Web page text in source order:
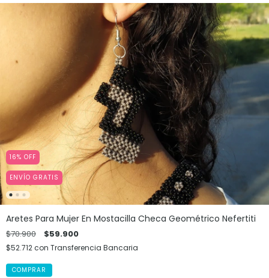
16% OFF
ENVÍO GRATIS
Aretes Para Mujer En Mostacilla Checa Geométrico Nefertiti
$70.900 $59.900
$52.712con Transferencia Bancaria